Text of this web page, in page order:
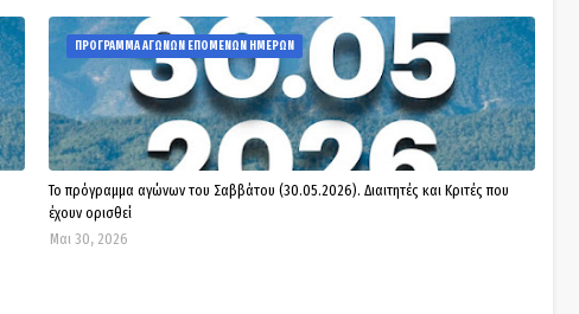
ΠΡΟΓΡΑΜΜΑ ΑΓΩΝΩΝ ΕΠΟΜΕΝΩΝ ΗΜΕΡΩΝ
Το πρόγραμμα αγώνων του Σαββάτου (30.05.2026). Διαιτητές και Kριτές που
έχουν ορισθεί
Μαι 30, 2026